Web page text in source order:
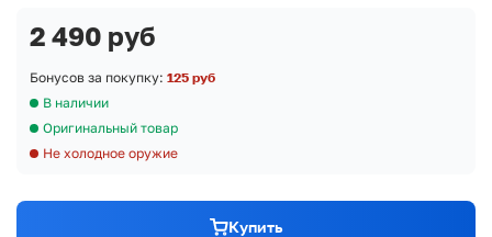
2 490 руб
Бонусов за покупку: 125 руб
В наличии
Оригинальный товар
Не холодное оружие
Купить